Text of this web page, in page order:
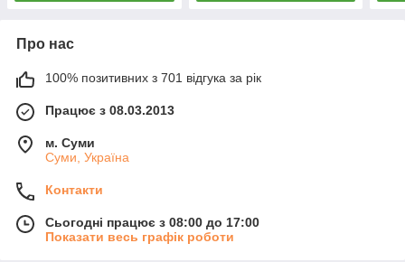
Про нас
100% позитивних з 701 відгука за рік
Працює з 08.03.2013
м. Суми
Суми, Україна
Контакти
Сьогодні працює з 08:00 до 17:00
Показати весь графік роботи